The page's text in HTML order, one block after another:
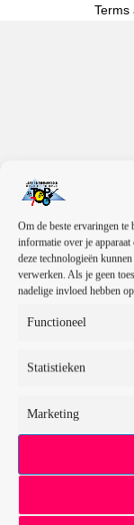
Om de beste ervaringen
informatie over je
deze technologieën
verwerken. Als je geen
nadelige invloed hebben
Functioneel
Statistieken
Marketing
Terms